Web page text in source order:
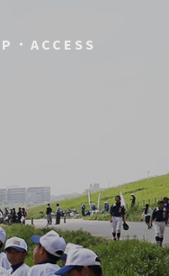
・ACCESS